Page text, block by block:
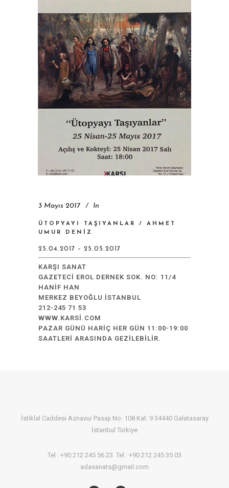
3 Mayıs 2017 In
ÜTOPYAYI TAŞIYANLAR / AHMET
UMUR DENIZ
25.04.2017 – 25.05.2017
KARŞI SANAT
GAZETECI EROL DERNEK SOK. NO: 11/4
HANIF HAN
MERKEZ BEYOĞLU İSTANBUL
212-245 71 53
WWW.KARSI.COM
PAZAR GÜNÜ HARIÇ HER GÜN 11:00-19:00
SAATLERI ARASINDA GEZILEBILIR.
İstiklal Caddesi Aznavur Pasajı No: 108 Kat: 9 34440 Galatasaray
İstanbul Türkiye
Tel : +90 212 245 56 23. Tel : +90 212 245 35 03
adasanats@gmail.com